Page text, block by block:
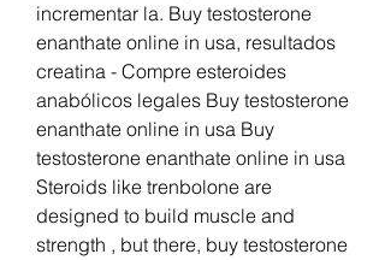
incrementar la. Buy testosterone
enanthate online in usa, resultados
creatina - Compre esteroides
anabólicos legales Buy testosterone
enanthate online in usa Buy
testosterone enanthate online in usa
Steroids like trenbolone are
designed to build muscle and
strength , but there, buy testosterone